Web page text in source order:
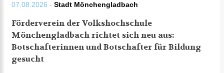
07.08.2026 - Stadt Mönchengladbach
Förderverein der Volkshochschule
Mönchengladbach richtet sich neu aus:
Botschafterinnen und Botschafter für Bildung
gesucht